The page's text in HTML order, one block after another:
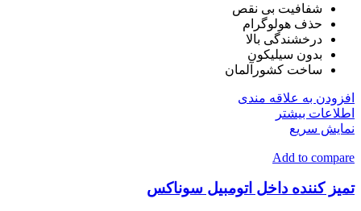
شفافیت بی نقص
حذف هولوگرام
درخشندگی بالا
بدون سیلیکون
ساخت کشورآلمان
افزودن به علاقه مندی
اطلاعات بیشتر
نمایش سریع
Add to compare
تمیز کننده داخل اتومبیل سوناکس